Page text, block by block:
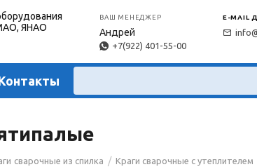
ЯНАО
ВАШ МЕНЕДЖЕР
Андрей
+7(922) 401-55-00
E-MAIL
сварочные из спилка / Краги сварочные с утеплителем